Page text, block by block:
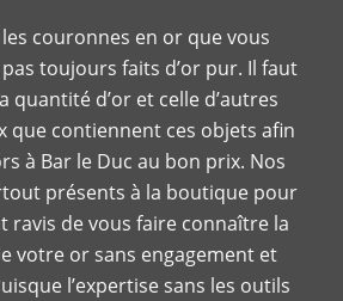
couronnes en or que vous
toujours faits d’or pur. Il faut
quantité d’or et celle d’autres
que contiennent ces objets afin
à Bar le Duc au bon prix. Nos
présents à la boutique pour
ravis de vous faire connaître la
votre or sans engagement et
l’expertise sans les outils